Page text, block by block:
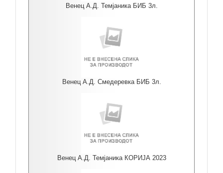
Венец А.Д. Темјаника БИБ 3л.
Венец А.Д. Смедеревка БИБ 3л.
Венец А.Д. Темјаника КОРИЈА 2023